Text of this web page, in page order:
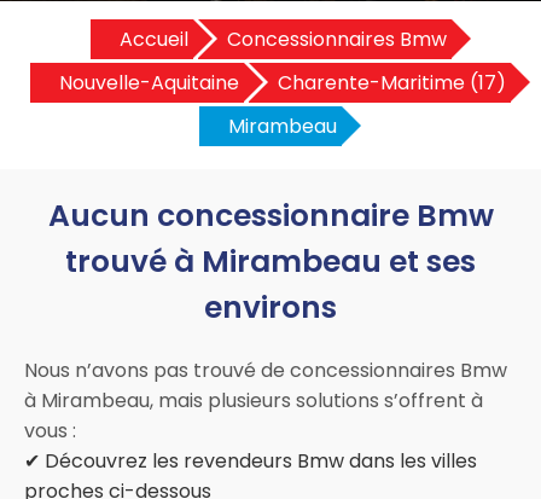
Accueil
Concessionnaires Bmw
Nouvelle-Aquitaine
Charente-Maritime (17)
Mirambeau
Aucun concessionnaire Bmw
trouvé à Mirambeau et ses
environs
Nous n’avons pas trouvé de concessionnaires Bmw
à Mirambeau, mais plusieurs solutions s’offrent à
vous :
✔ Découvrez les revendeurs Bmw dans les villes
proches ci-dessous